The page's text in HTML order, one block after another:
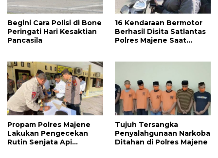
Begini Cara Polisi di Bone
Peringati Hari Kesaktian
Pancasila
16 Kendaraan Bermotor
Berhasil Disita Satlantas
Polres Majene Saat
Propam Polres Majene
Lakukan Pengecekan
Rutin Senjata Api
Tujuh Tersangka
Penyalahgunaan Narkoba
Ditahan di Polres Majene